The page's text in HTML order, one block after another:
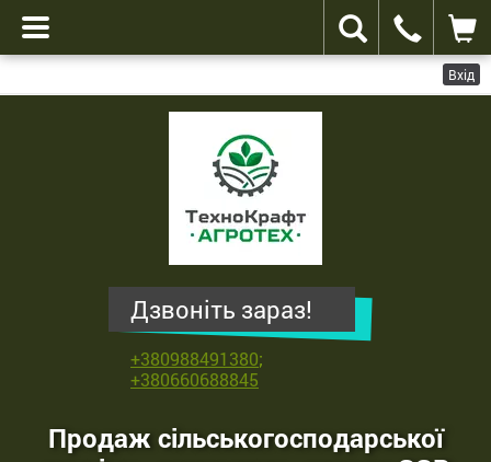
Вхід
сільськогосподарської
Дзвоніть зараз!
+380988491380;
+380660688845
Продаж сільськогосподарської